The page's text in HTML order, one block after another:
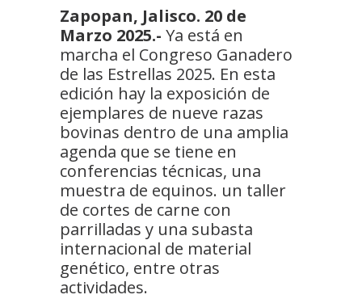
Zapopan, Jalisco. 20 de
Marzo 2025.- Ya está en
marcha el Congreso Ganadero
de las Estrellas 2025. En esta
edición hay la exposición de
ejemplares de nueve razas
bovinas dentro de una amplia
agenda que se tiene en
conferencias técnicas, una
muestra de equinos. un taller
de cortes de carne con
parrilladas y una subasta
internacional de material
genético, entre otras
actividades.